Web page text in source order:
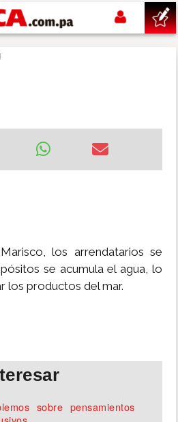
los arrendatarios se
se acumula el agua, lo
los productos del mar.
sobre pensamientos